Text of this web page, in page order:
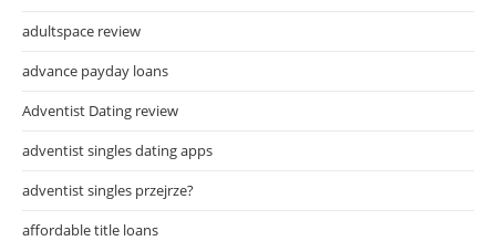
adultspace review
advance payday loans
Adventist Dating review
adventist singles dating apps
adventist singles przejrze?
affordable title loans